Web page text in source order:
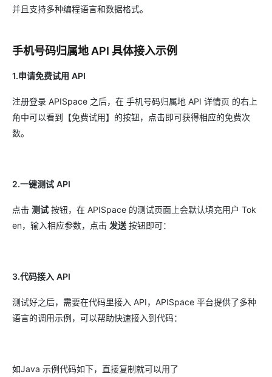
并且支持多种编程语言和数据格式。
手机号码归属地 API 具体接入示例
1.申请免费试用 API
注册登录 APISpace 之后，在 手机号码归属地 API 详情页 的右上
角中可以看到【免费试用】的按钮，点击即可获得相应的免费次
数。
2.一键测试 API
点击 测试 按钮，在 APISpace 的测试页面上会默认填充用户 Tok
en，输入相应参数，点击 发送 按钮即可：
3.代码接入 API
测试好之后，需要在代码里接入 API，APISpace 平台提供了多种
语言的调用示例，可以帮助快速接入到代码：
如Java 示例代码如下，直接复制就可以用了